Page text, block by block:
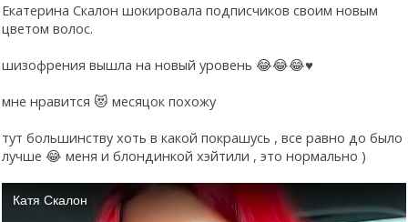
Екатерина Скалон шокировала подписчиков своим новым
цветом волос.
шизофрения вышла на новый уровень 😂😂😂♥
мне нравится 😻 месяцок похожу
тут большинству хоть в какой покрашусь , все равно до было
лучше 😂 меня и блондинкой хэйтили , это нормально )